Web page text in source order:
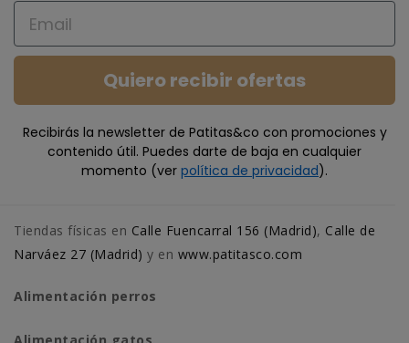
Email
Quiero recibir ofertas
Recibirás la newsletter de Patitas&co con promociones y
contenido útil. Puedes darte de baja en cualquier
momento (ver política de privacidad).
Tiendas físicas en Calle Fuencarral 156 (Madrid), Calle de
Narváez 27 (Madrid) y en www.patitasco.com
Alimentación perros